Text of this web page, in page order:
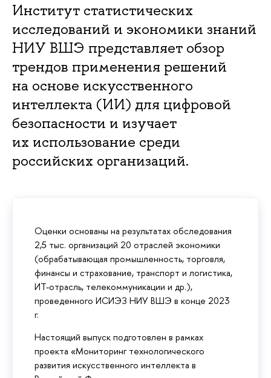
Институт статистических
исследований и экономики знаний
НИУ ВШЭ представляет обзор
трендов применения решений
на основе искусственного
интеллекта (ИИ) для цифровой
безопасности и изучает
их использование среди
российских организаций.
Оценки основаны на результатах обследования
2,5 тыс. организаций 20 отраслей экономики
(обрабатывающая промышленность, торговля,
финансы и страхование, транспорт и логистика,
ИТ-отрасль, телекоммуникации и др.),
проведенного ИСИЭЗ НИУ ВШЭ в конце 2023
г.
Настоящий выпуск подготовлен в рамках
проекта «Мониторинг технологического
развития искусственного интеллекта в